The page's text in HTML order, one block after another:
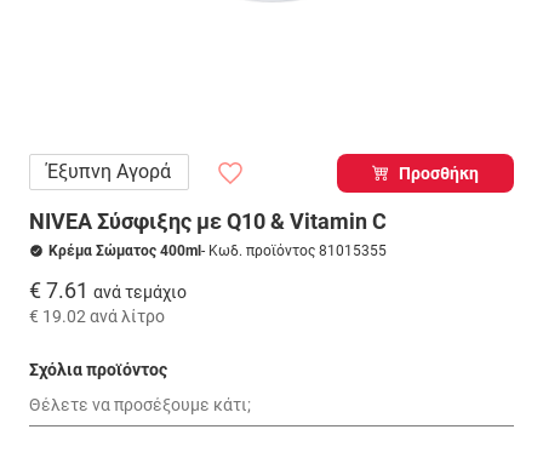
Έξυπνη Αγορά Προσθήκη
NIVEA Σύσφιξης με Q10 & Vitamin C
Κρέμα Σώματος 400ml - Κωδ. προϊόντος 81015355
€ 7.61 ανά τεμάχιο
€ 19.02 ανά λίτρο
Σχόλια προϊόντος